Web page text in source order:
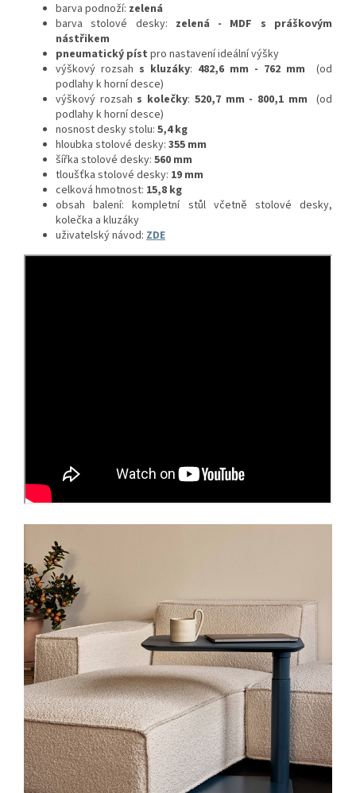
barva podnoží: zelená
barva stolové desky: zelená - MDF s práškovým
nástřikem
pneumatický píst pro nastavení ideální výšky
výškový rozsah s kluzáky: 482,6 mm - 762 mm (od
podlahy k horní desce)
výškový rozsah s kolečky: 520,7 mm - 800,1 mm (od
podlahy k horní desce)
nosnost desky stolu: 5,4 kg
hloubka stolové desky: 355 mm
šířka stolové desky: 560 mm
tloušťka stolové desky: 19 mm
celková hmotnost: 15,8 kg
obsah balení: kompletní stůl včetně stolové desky,
kolečka a kluzáky
uživatelský návod: ZDE